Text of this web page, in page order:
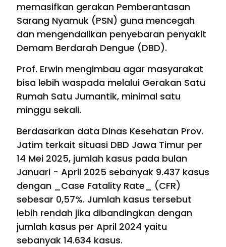
memasifkan gerakan Pemberantasan
Sarang Nyamuk (PSN) guna mencegah
dan mengendalikan penyebaran penyakit
Demam Berdarah Dengue (DBD).
Prof. Erwin mengimbau agar masyarakat
bisa lebih waspada melalui Gerakan Satu
Rumah Satu Jumantik, minimal satu
minggu sekali.
Berdasarkan data Dinas Kesehatan Prov.
Jatim terkait situasi DBD Jawa Timur per
14 Mei 2025, jumlah kasus pada bulan
Januari - April 2025 sebanyak 9.437 kasus
dengan _Case Fatality Rate_ (CFR)
sebesar 0,57%. Jumlah kasus tersebut
lebih rendah jika dibandingkan dengan
jumlah kasus per April 2024 yaitu
sebanyak 14.634 kasus.